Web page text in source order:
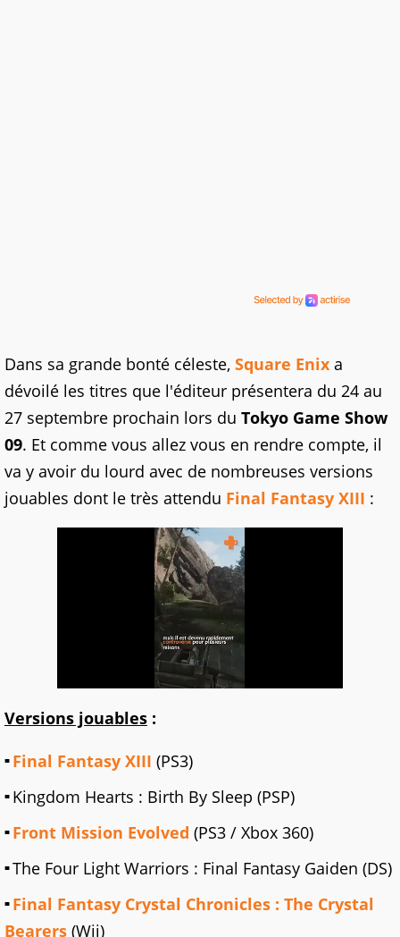
Dans sa grande bonté céleste, Square Enix a
dévoilé les titres que l'éditeur présentera du 24 au
27 septembre prochain lors du Tokyo Game Show
09. Et comme vous allez vous en rendre compte, il
va y avoir du lourd avec de nombreuses versions
jouables dont le très attendu Final Fantasy XIII :
Versions jouables :
Final Fantasy XIII (PS3)
Kingdom Hearts : Birth By Sleep (PSP)
Front Mission Evolved (PS3 / Xbox 360)
The Four Light Warriors : Final Fantasy Gaiden (DS)
Final Fantasy Crystal Chronicles : The Crystal
Bearers (Wii)